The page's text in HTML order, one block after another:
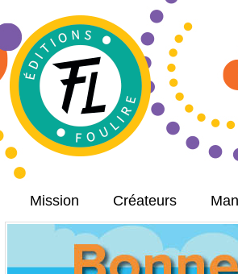
Mission Créateurs